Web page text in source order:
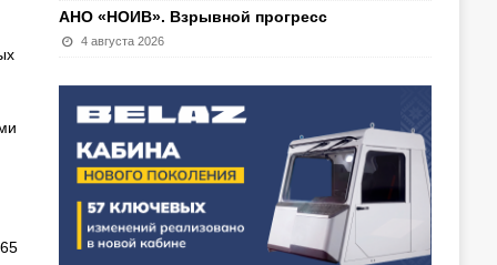
АНО «НОИВ». Взрывной прогресс
4 августа 2026